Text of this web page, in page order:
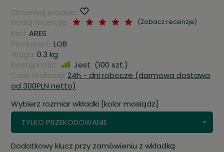
Obserwuj produkt:
Dodaj recenzję:
(Zobacz recenzje)
Kod: ARES
Producent: LOB
Waga: 0.3 kg
Dostępność:
Jest (100 szt.)
Czas realizacji: 24h - dni robocze (darmowa dostawa
od 300PLN netto)
Wybierz rozmiar wkładki [kolor mosiądz]
TYLKO PRZEKODOWANIE
Dodatkowy klucz przy zamówieniu z wkładką